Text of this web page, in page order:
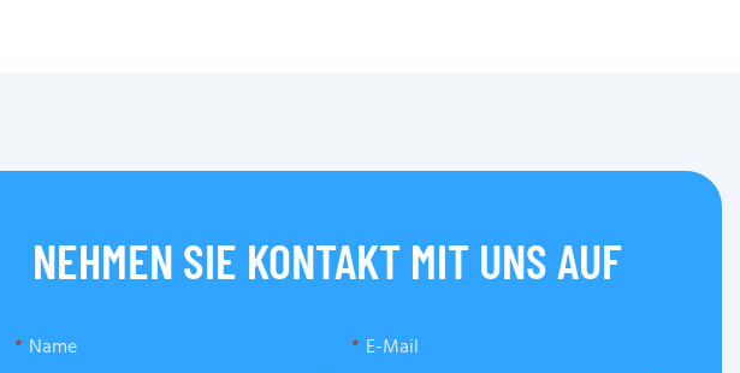
NEHMEN SIE KONTAKT MIT UNS AUF
Name E-Mail